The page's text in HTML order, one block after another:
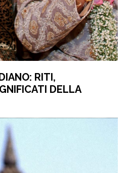
RITI,
DELLA